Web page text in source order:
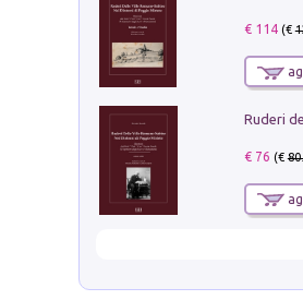
€ 114(€
€ 76 (€